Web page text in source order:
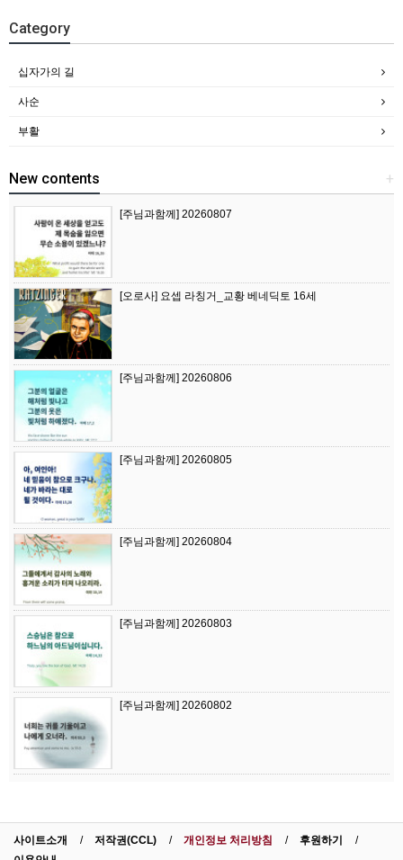
Category
십자가의 길
사순
부활
+
New contents
[주님과함께] 20260807
[오로사] 요셉 라칭거_교황 베네딕토 16세
[주님과함께] 20260806
[주님과함께] 20260805
[주님과함께] 20260804
[주님과함께] 20260803
[주님과함께] 20260802
사이트소개 저작권(CCL) 개인정보 처리방침
후원하기